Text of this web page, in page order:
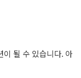
이 될 수 있습니다. 아